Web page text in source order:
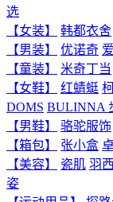
选
【女装】
韩都衣舍
【男装】
优诺奇
【童装】
米奇丁当
【女鞋】
红蜻蜓
DOMS BULINNA
【男鞋】
骆驼服饰
【箱包】
张小盒
【美容】
瓷肌 羽西
姿